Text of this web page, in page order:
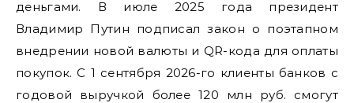
деньгами. В июле 2025 года президент
Владимир Путин подписал закон о поэтапном
внедрении новой валюты и QR-кода для оплаты
покупок. С 1 сентября 2026-го клиенты банков с
годовой выручкой более 120 млн руб. смогут